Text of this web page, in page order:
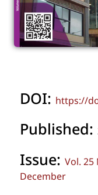
DOI: https://
Published:
Issue: Vol. 25
December